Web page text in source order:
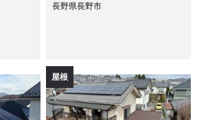
長野県長野市
屋根